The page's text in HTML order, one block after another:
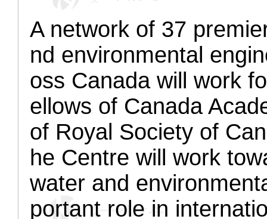
A network of 37
nd environmental
oss Canada will work
ellows of Canada
of Royal Society of
he Centre will work
water and
portant role in